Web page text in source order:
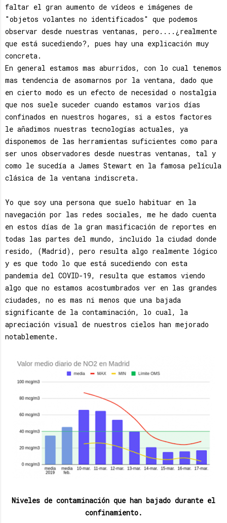
faltar el gran aumento de vídeos e imágenes de
"objetos volantes no identificados" que podemos
observar desde nuestras ventanas, pero....¿realmente
que está sucediendo?, pues hay una explicación muy
concreta.
En general estamos mas aburridos, con lo cual tenemos
mas tendencia de asomarnos por la ventana, dado que
en cierto modo es un efecto de necesidad o nostalgia
que nos suele suceder cuando estamos varios días
confinados en nuestros hogares, si a estos factores
le añadimos nuestras tecnologías actuales, ya
disponemos de las herramientas suficientes como para
ser unos observadores desde nuestras ventanas, tal y
como le sucedía a James Stewart en la famosa película
clásica de la ventana indiscreta.
Yo que soy una persona que suelo habituar en la
navegación por las redes sociales, me he dado cuenta
en estos días de la gran masificación de reportes en
todas las partes del mundo, incluido la ciudad donde
resido, (Madrid), pero resulta algo realmente lógico
y es que todo lo que está sucediendo con esta
pandemia del COVID-19, resulta que estamos viendo
algo que no estamos acostumbrados ver en las grandes
ciudades, no es mas ni menos que una bajada
significante de la contaminación, lo cual, la
apreciación visual de nuestros cielos han mejorado
notablemente.
Niveles de contaminación que han bajado durante el
confinamiento.